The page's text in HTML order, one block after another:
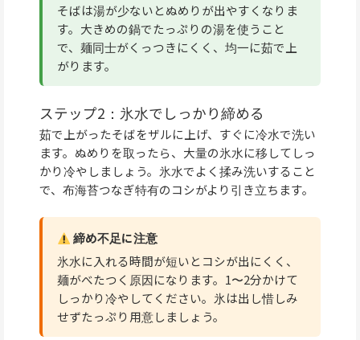
そばは湯が少ないとぬめりが出やすくなりま
す。大きめの鍋でたっぷりの湯を使うこと
で、麺同士がくっつきにくく、均一に茹で上
がります。
ステップ2：氷水でしっかり締める
茹で上がったそばをザルに上げ、すぐに冷水で洗い
ます。ぬめりを取ったら、大量の氷水に移してしっ
かり冷やしましょう。氷水でよく揉み洗いすること
で、布海苔つなぎ特有のコシがより引き立ちます。
締め不足に注意
氷水に入れる時間が短いとコシが出にくく、
麺がべたつく原因になります。1〜2分かけて
しっかり冷やしてください。氷は出し惜しみ
せずたっぷり用意しましょう。